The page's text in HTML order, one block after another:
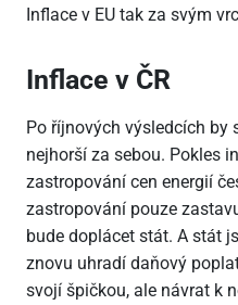
Inflace v EU tak za svým
Inflace v ČR
Po říjnových výsledcích by
nejhorší za sebou. Pokles
zastropování cen energií
zastropování pouze
bude doplácet stát. A stát
znovu uhradí daňový
svojí špičkou, ale návrat k